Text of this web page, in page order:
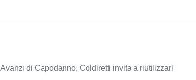
Avanzi di Capodanno, Coldiretti invita a riutilizzarli